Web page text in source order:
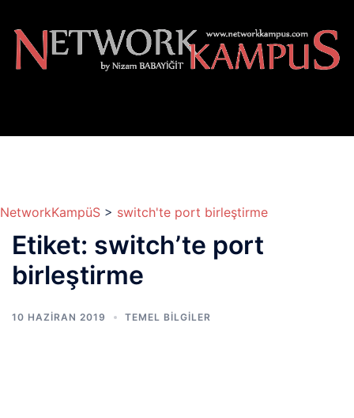
atla
NetworkKampüS > switch'te port birleştirme
Etiket: switch’te port
birleştirme
10 HAZIRAN 2019 TEMEL BİLGİLER